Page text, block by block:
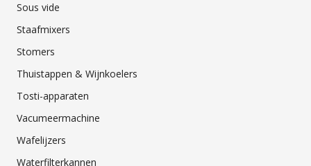
Sous vide
Staafmixers
Stomers
Thuistappen & Wijnkoelers
Tosti-apparaten
Vacumeermachine
Wafelijzers
Waterfilterkannen